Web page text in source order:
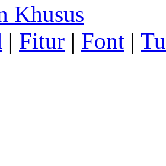
Khusus
| Fitur | Font |